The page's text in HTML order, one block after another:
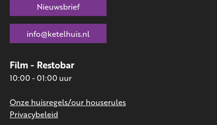
Film - Restobar
10:00 - 01:00 uur
Onze huisregels/our houserules
Privacybeleid
Nieuwsbrief
info@ketelhuis.nl